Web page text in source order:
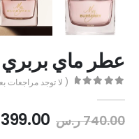
عطر ماي
( لا توجد مراجعات
740.00ر.س 399.00